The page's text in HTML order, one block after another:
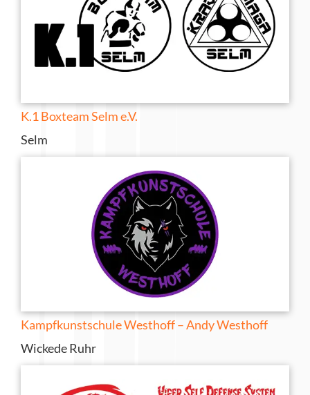
K.1 Boxteam Selm e.V.
Selm
Kampfkunstschule Westhoff – Andy Westhoff
Wickede Ruhr